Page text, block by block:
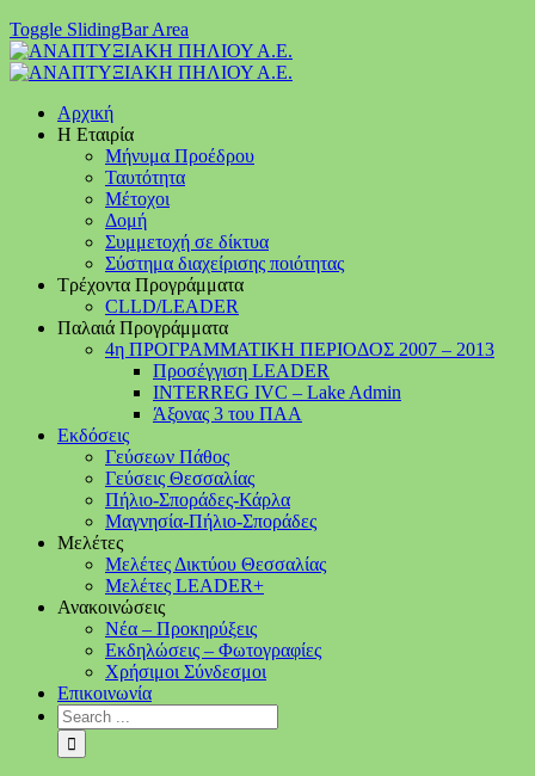
Toggle SlidingBar Area
Αρχική
Η Εταιρία
Μήνυμα Προέδρου
Ταυτότητα
Μέτοχοι
Δομή
Συμμετοχή σε δίκτυα
Σύστημα διαχείρισης ποιότητας
Τρέχοντα Προγράμματα
CLLD/LEADER
Παλαιά Προγράμματα
4η ΠΡΟΓΡΑΜΜΑΤΙΚΗ ΠΕΡΙΟΔΟΣ 2007 – 2013
Προσέγγιση LEADER
INTERREG IVC – Lake Admin
Άξονας 3 του ΠΑΑ
Εκδόσεις
Γεύσεων Πάθος
Γεύσεις Θεσσαλίας
Πήλιο-Σποράδες-Κάρλα
Μαγνησία-Πήλιο-Σποράδες
Μελέτες
Μελέτες Δικτύου Θεσσαλίας
Μελέτες LEADER+
Ανακοινώσεις
Νέα – Προκηρύξεις
Εκδηλώσεις – Φωτογραφίες
Χρήσιμοι Σύνδεσμοι
Επικοινωνία